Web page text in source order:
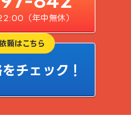
（年中無休）
頼はこちら
チェック！